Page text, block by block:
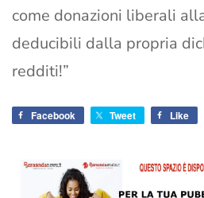
come donazioni liberali
deducibili dalla propria
redditi!”
Facebook Tweet Like